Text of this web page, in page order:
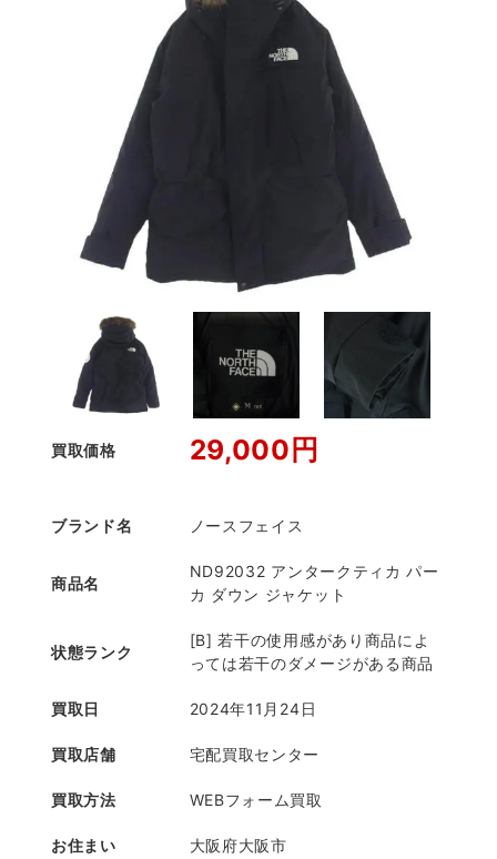
買取価格 29,000円
ブランド名 ノースフェイス
商品名
ND92032 アンタークティカ パー
カ ダウン ジャケット
状態ランク
[B] 若干の使用感があり商品によ
っては若干のダメージがある商品
買取日 2024年11月24日
買取店舗 宅配買取センター
買取方法 WEBフォーム買取
お住まい 大阪府大阪市